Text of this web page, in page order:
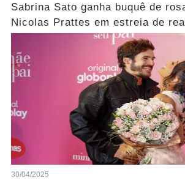
Sabrina Sato ganha buquê de
Nicolas Prattes em estreia de
30/04/2025